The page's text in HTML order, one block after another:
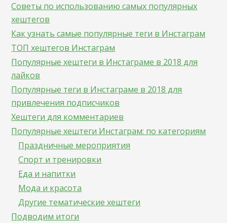
Советы по использованию самых популярных
хештегов
Как узнать самые популярные теги в Инстаграм
ТОП хештегов Инстаграм
Популярные хештеги в Инстаграме в 2018 для
лайков
Популярные теги в Инстаграме в 2018 для
привлечения подписчиков
Хештеги для комментариев
Популярные хештеги Инстаграм: по категориям
Праздничные мероприятия
Спорт и тренировки
Еда и напитки
Мода и красота
Другие тематические хештеги
Подводим итоги